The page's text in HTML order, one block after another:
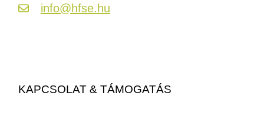
info@hfse.hu
KAPCSOLAT & TÁMOGATÁS